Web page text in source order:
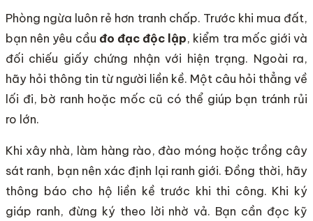
Phòng ngừa luôn rẻ hơn tranh chấp. Trước khi mua đất,
bạn nên yêu cầu đo đạc độc lập, kiểm tra mốc giới và
đối chiếu giấy chứng nhận với hiện trạng. Ngoài ra,
hãy hỏi thông tin từ người liền kề. Một câu hỏi thẳng về
lối đi, bờ ranh hoặc mốc cũ có thể giúp bạn tránh rủi
ro lớn.
Khi xây nhà, làm hàng rào, đào móng hoặc trồng cây
sát ranh, bạn nên xác định lại ranh giới. Đồng thời, hãy
thông báo cho hộ liền kề trước khi thi công. Khi ký
giáp ranh, đừng ký theo lời nhờ vả. Bạn cần đọc kỹ